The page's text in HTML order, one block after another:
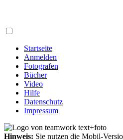
Startseite
Anmelden
Fotografen
Bücher
Video
Hilfe
Datenschutz
Impressum
Hinweis: Sie nutzen die Mobil-